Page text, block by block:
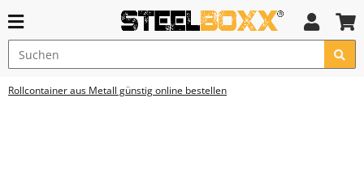
Rollcontainer aus Metall günstig online bestellen